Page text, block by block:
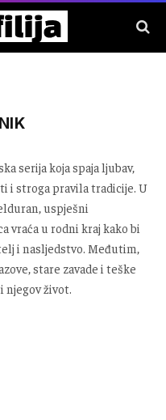
serija koja spaja ljubav,
i stroga pravila tradicije. U
uspješni
vraća u rodni kraj kako bi
i nasljedstvo. Međutim,
stare zavade i teške
njegov život.